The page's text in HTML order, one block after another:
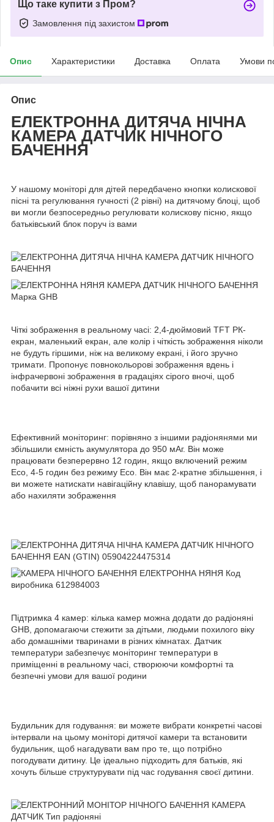
Що таке купити з Пром?
Замовлення під захистом
Опис Характеристики Доставка Оплата Умови
Опис
ЕЛЕКТРОННА ДИТЯЧА НІЧНА
КАМЕРА ДАТЧИК НІЧНОГО
БАЧЕННЯ
У нашому моніторі для дітей передбачено кнопки колискової
пісні та регулювання гучності (2 рівні) на дитячому блоці, щоб
ви могли безпосередньо регулювати колискову пісню, якщо
батьківський блок поруч із вами
Чіткі зображення в реальному часі: 2,4-дюймовий TFT РК-
екран, маленький екран, але колір і чіткість зображення ніколи
не будуть гіршими, ніж на великому екрані, і його зручно
тримати. Пропонує повнокольорові зображення вдень і
інфрачервоні зображення в градаціях сірого вночі, щоб
побачити всі ніжні рухи вашої дитини
Ефективний моніторинг: порівняно з іншими радіонянями ми
збільшили ємність акумулятора до 950 мАг. Він може
працювати безперервно 12 годин, якщо включений режим
Eco, 4-5 годин без режиму Eco. Він має 2-кратне збільшення, і
ви можете натискати навігаційну клавішу, щоб панорамувати
або нахиляти зображення
Підтримка 4 камер: кілька камер можна додати до радіоняні
GHB, допомагаючи стежити за дітьми, людьми похилого віку
або домашніми тваринами в різних кімнатах. Датчик
температури забезпечує моніторинг температури в
приміщенні в реальному часі, створюючи комфортні та
безпечні умови для вашої родини
Будильник для годування: ви можете вибрати конкретні часові
інтервали на цьому моніторі дитячої камери та встановити
будильник, щоб нагадувати вам про те, що потрібно
погодувати дитину. Це ідеально підходить для батьків, які
хочуть більше структурувати під час годування своєї дитини.